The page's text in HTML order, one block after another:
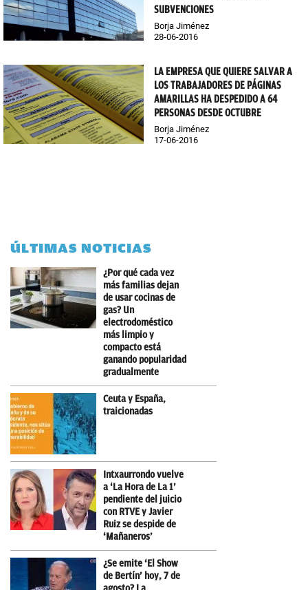
SUBVENCIONES
Borja Jiménez
28-06-2016
LA EMPRESA QUE QUIERE SALVAR A
LOS TRABAJADORES DE PÁGINAS
AMARILLAS HA DESPEDIDO A 64
PERSONAS DESDE OCTUBRE
Borja Jiménez
17-06-2016
ÚLTIMAS NOTICIAS
¿Por qué cada vez
más familias dejan
de usar cocinas de
gas? Un
electrodoméstico
más limpio y
compacto está
ganando popularidad
gradualmente
Ceuta y España,
traicionadas
Intxaurrondo vuelve
a ‘La Hora de La 1’
pendiente del juicio
con RTVE y Javier
Ruiz se despide de
‘Mañaneros’
¿Se emite ‘El Show
de Bertín’ hoy, 7 de